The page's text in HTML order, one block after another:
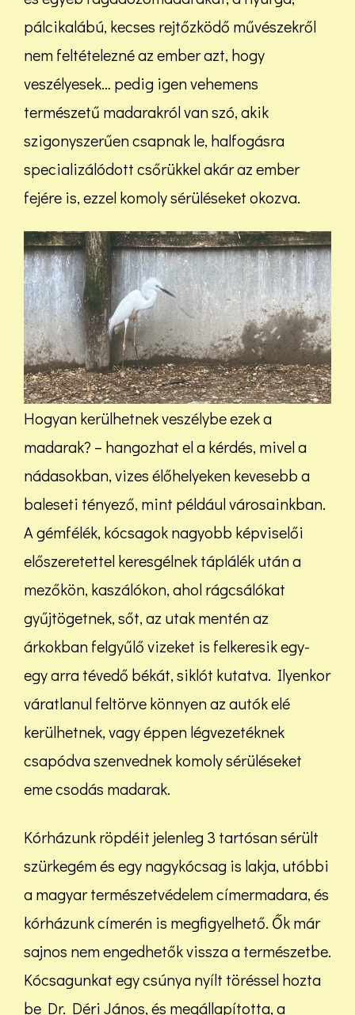
pálcikalábú, kecses rejtőzködő művészekről
nem feltételezné az ember azt, hogy
veszélyesek… pedig igen vehemens
természetű madarakról van szó, akik
szigonyszerűen csapnak le, halfogásra
specializálódott csőrükkel akár az ember
fejére is, ezzel komoly sérüléseket okozva.
Hogyan kerülhetnek veszélybe ezek a
madarak? – hangozhat el a kérdés, mivel a
nádasokban, vizes élőhelyeken kevesebb a
baleseti tényező, mint például városainkban.
A gémfélék, kócsagok nagyobb képviselői
előszeretettel keresgélnek táplálék után a
mezőkön, kaszálókon, ahol rágcsálókat
gyűjtögetnek, sőt, az utak mentén az
árkokban felgyűlő vizeket is felkeresik egy-
egy arra tévedő békát, siklót kutatva. Ilyenkor
váratlanul feltörve könnyen az autók elé
kerülhetnek, vagy éppen légvezetéknek
csapódva szenvednek komoly sérüléseket
eme csodás madarak.
Kórházunk röpdéit jelenleg 3 tartósan sérült
szürkegém és egy nagykócsag is lakja, utóbbi
a magyar természetvédelem címermadara, és
kórházunk címerén is megfigyelhető. Ők már
sajnos nem engedhetők vissza a természetbe.
Kócsagunkat egy csúnya nyílt töréssel hozta
be Dr. Déri János, és megállapította, a